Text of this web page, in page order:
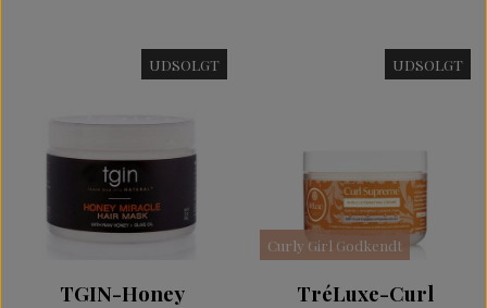
UDSOLGT
TGIN-Honey
UDSOLGT
Curly Girl Godkendt
TréLuxe-Curl